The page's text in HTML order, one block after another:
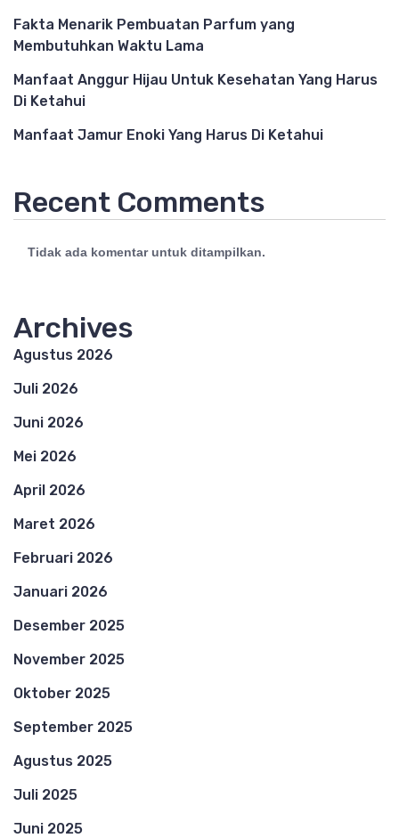
Fakta Menarik Pembuatan Parfum yang
Membutuhkan Waktu Lama
Manfaat Anggur Hijau Untuk Kesehatan Yang Harus
Di Ketahui
Manfaat Jamur Enoki Yang Harus Di Ketahui
Recent Comments
Tidak ada komentar untuk ditampilkan.
Archives
Agustus 2026
Juli 2026
Juni 2026
Mei 2026
April 2026
Maret 2026
Februari 2026
Januari 2026
Desember 2025
November 2025
Oktober 2025
September 2025
Agustus 2025
Juli 2025
Juni 2025